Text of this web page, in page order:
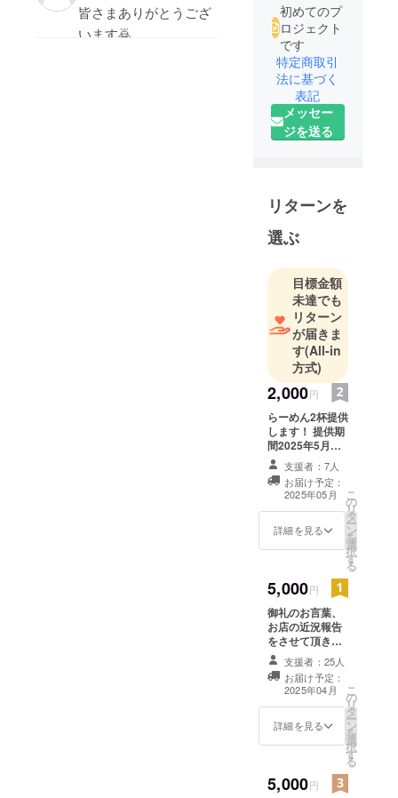
皆さまありがとうござ
います🙇
初めてのプ
ロジェクト
です
特定商取引
法に基づく
表記
メッセー
ジを送る
リターンを
選ぶ
目標金額
未達でも
リターン
が届きま
す(All-in
方式)
2,000円
らーめん2杯提供
します！ 提供期
間2025年5月か
ら10月まで。
支援者：7人
お届け予定：
2025年05月
詳細を見る
こ
の
リ
タ
ー
ン
を
選
択
す
る
5,000円
御礼のお言葉、
お店の近況報告
をさせて頂きた
いです。
支援者：25人
お届け予定：
2025年04月
詳細を見る
こ
の
リ
タ
ー
ン
を
選
択
す
る
5,000円